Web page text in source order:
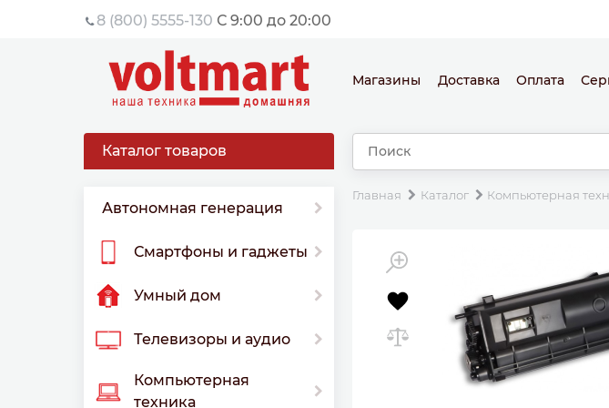
8 (800) 5555-130 С 9:00 до 20:00
Магазины Доставка Оплата
Каталог товаров
Автономная генерация
Смартфоны и гаджеты
Умный дом
Телевизоры и аудио
Компьютерная
техника
Главная Каталог Компьютерная